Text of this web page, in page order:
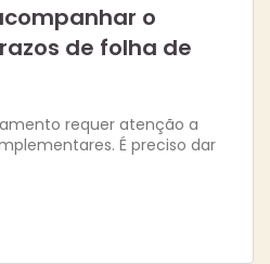
o
de folha de
requer atenção a
É preciso dar